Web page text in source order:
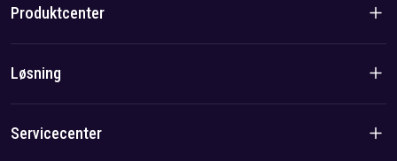
Hold-/lokal fordel
Produktcenter
Boligprodukter
Løsning
Løsning
Servicecenter